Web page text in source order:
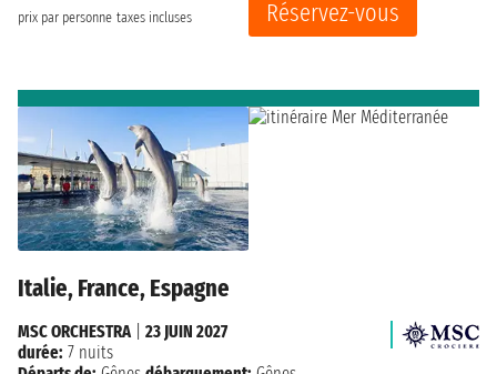
prix par personne taxes incluses Réservez-vous
Italie, France, Espagne
MSC ORCHESTRA| 23 JUIN 2027
durée: 7 nuits